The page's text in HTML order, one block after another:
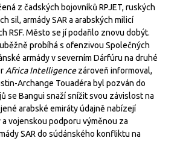
z čadských bojovníků RPJET, ruských
sil, armády SAR a arabských milicí
RSF. Město se jí podařilo znovu dobýt.
probíhá s ofenzivou Společných
armády v severním Dárfúru na druhé
Africa Intelligencezároveň informoval,
Archange Touadéra byl pozván do
se Bangui snaží snížit svou závislost na
arabské emiráty údajně nabízejí
vojenskou podporu výměnou za
SAR do súdánského konfliktu na